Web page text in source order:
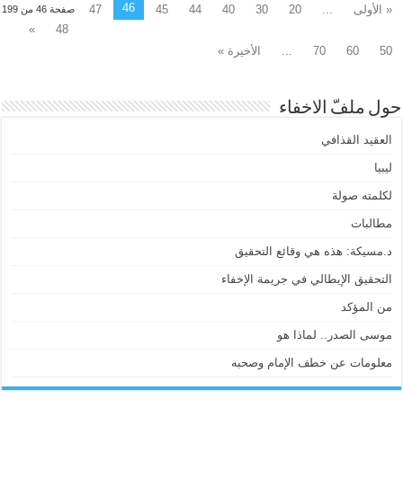
صفحة 46 من 199 « الأولى ...
20
30
40
44
45
46
47
48
»
50
60
70
... الأخيرة »
حول ملفّ الاخفاء
العقيد القذافي
ليبيا
لكلمته صولة
مطالبات
د.مسيكة: هذه هي وقائع التحقيق
التحقيق الإيطالي في جريمة الإخفاء
من المؤكد
موسى الصدر.. لماذا هو
معلومات عن خطف الإمام وصحبه